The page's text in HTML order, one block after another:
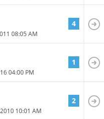
08:05 AM
4
04:00 PM
1
10:01 AM
2